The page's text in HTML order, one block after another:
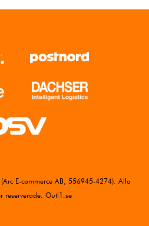
E-commerce AB, 556945-4274). Alla
reserverade. Outl1.se